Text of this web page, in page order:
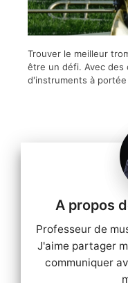
Trouver le meilleur
être un défi. Avec des
d'instruments à portée
Professeur de
J'aime partager
communiquer